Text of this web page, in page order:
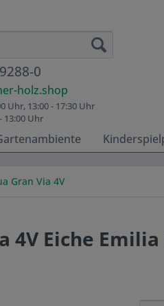
0
holz.shop
Uhr, 13:00 - 17:30 Uhr
13:00 Uhr
Gran Via 4V
4V Eiche